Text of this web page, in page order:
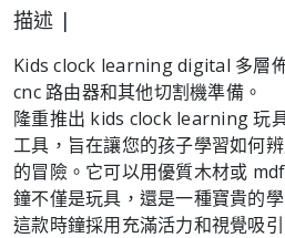
描述 |
Kids clock learning digital 多層
cnc 路由器和其他切割機準備。
隆重推出 kids clock learning 玩
工具，旨在讓您的孩子學習如何
的冒險。它可以用優質木材或
鐘不僅是玩具，還是一種寶貴的
這款時鐘採用充滿活力和視覺吸